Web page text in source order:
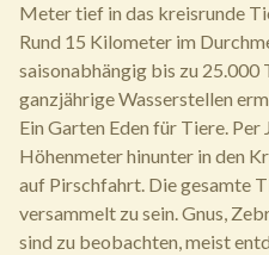
Meter tief in das kreisrunde
Rund 15 Kilometer im
saisonabhängig bis zu 25.000
ganzjährige Wasserstellen
Ein Garten Eden für Tiere. Per
Höhenmeter hinunter in den
auf Pirschfahrt. Die gesamte
versammelt zu sein. Gnus,
sind zu beobachten, meist